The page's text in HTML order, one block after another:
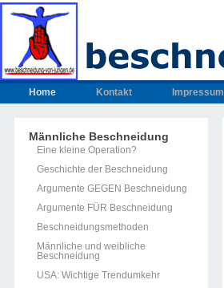
Home Kontakt Impressum
Männliche Beschneidung
Eine kleine Operation?
Geschichte der Beschneidung
Argumente GEGEN Beschneidung
Argumente FÜR Beschneidung
Beschneidungsmethoden
Männliche und weibliche
Beschneidung
USA: Wichtige Trendumkehr